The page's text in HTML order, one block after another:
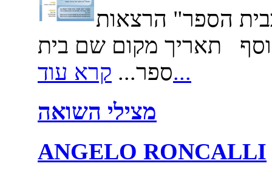
בבית הספר" הרצאות
תאריך מקום שם בית
ספר...קרא עוד...
מצילי השואה
ANGELO RONCALLI